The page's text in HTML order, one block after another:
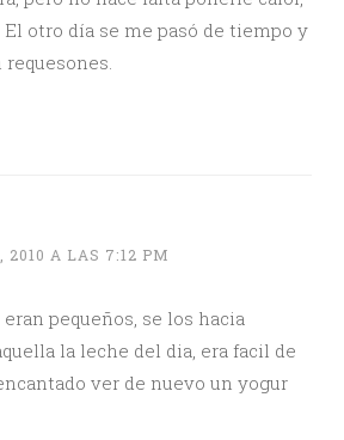
El otro día se me pasó de tiempo y
2010 A LAS 7:12 PM
pequeños, se los hacia
la leche del dia, era facil de
ver de nuevo un yogur